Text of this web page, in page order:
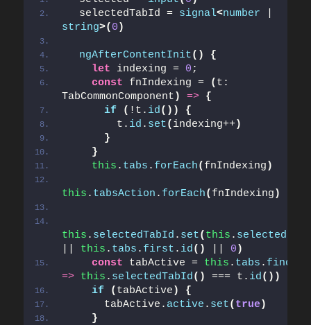
  selectedTabId =
signal<number
string>( 0 )
ngAfterContentInit( )
{
let indexing = 0 ;
const fnIndexing = ( t:
TabCommonComponent ) => {
if
( !t. id( ) )
{
        t.
id . set( indexing++)
}
}
this . tabs . forEach( fnIndexing )
this . tabsAction . forEach( fnIndexing )
this . selectedTabId . set( this . selected
this . tabs . first . id( ) 0 )
const tabActive = this . tabs . find
=> this . selectedTabId( ) === t. id( ) )
if
( tabActive )
{
      tabActive.
active . set( true)
}